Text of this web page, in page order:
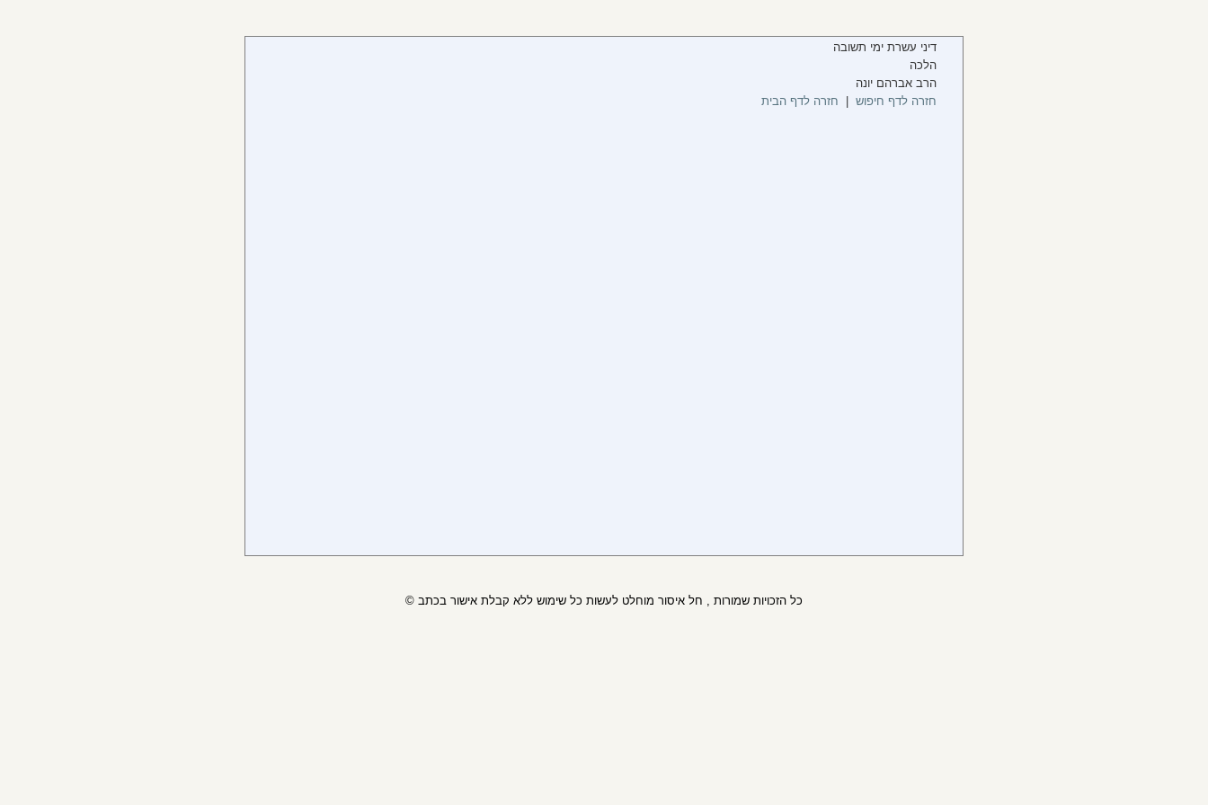
דיני עשרת ימי תשובה
הלכה
הרב אברהם יונה
חזרה לדף חיפוש
חזרה לדף הבית
© כל הזכויות שמורות , חל איסור מוחלט לעשות כל שימוש ללא קבלת אישור בכתב